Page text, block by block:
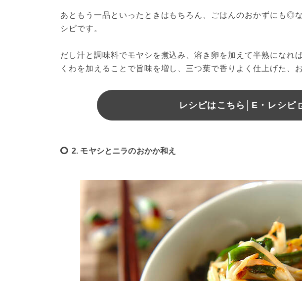
あともう一品といったときはもちろん、ごはんのおかずにも◎
シピです。
だし汁と調味料でモヤシを煮込み、溶き卵を加えて半熟になれ
くわを加えることで旨味を増し、三つ葉で香りよく仕上げた、
レシピはこちら│E・レシピ
2. モヤシとニラのおかか和え